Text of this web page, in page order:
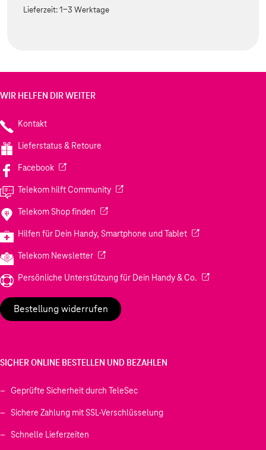
Lieferzeit:1-3 Werktage
WIR HELFEN DIR WEITER
Kontakt
Lieferstatus & Retoure
Facebook(Wird in einem neuen Tab geöffnet)
Telekom hilft Community(Wird in einem neuen Tab geöffnet)
Telekom Shop finden (Wird in einem neuen Tab geöffnet)
Hilfen für Dein Handy, Smartphone und Tablet(Wird in einem
Telekom Newsletter(Wird in einem neuen Tab geöffnet)
Persönliche Unterstützung für Dein Handy & Co. (Wird in einem
Bestellung widerrufen
SICHER ONLINE BESTELLEN UND BEZAHLEN
Geprüfte Sicherheit durch TeleSec
Sichere Zahlung mit SSL-Verschlüsselung
Schnelle Lieferzeiten